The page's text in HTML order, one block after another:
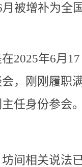
被增补为全
2025年6月
，刚刚履职
主任身份参会
间相关说法